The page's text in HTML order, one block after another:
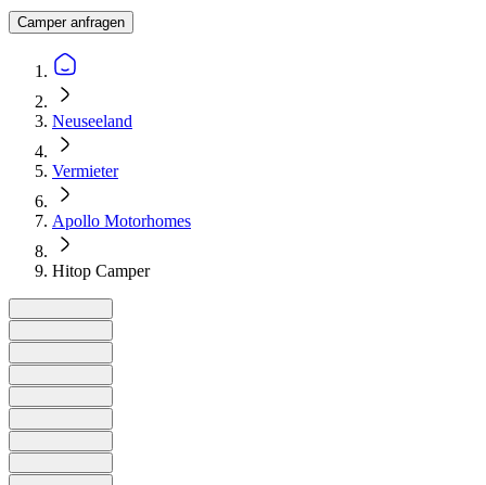
Camper anfragen
Neuseeland
Vermieter
Apollo Motorhomes
Hitop Camper